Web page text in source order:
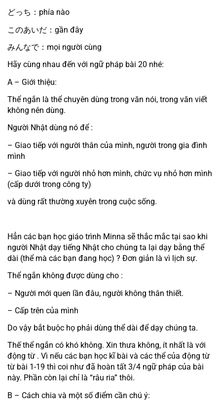
どっち：phía nào
このあいだ：gần đây
みんなで：mọi người cùng
Hãy cùng nhau đến với ngữ pháp bài 20 nhé:
A – Giới thiệu:
Thể ngắn là thể chuyên dùng trong văn nói, trong văn viết
không nên dùng.
Người Nhật dùng nó để :
– Giao tiếp với người thân của mình, người trong gia đình
mình
– Giao tiếp với người nhỏ hơn mình, chức vụ nhỏ hơn mình
(cấp dưới trong công ty)
và dùng rất thường xuyên trong cuộc sống.
Hẳn các bạn học giáo trình Minna sẽ thắc mắc tại sao khi
người Nhật dạy tiếng Nhật cho chúng ta lại dạy bằng thể
dài (thể mà các bạn đang học) ? Đơn giản là vì lịch sự.
Thể ngắn không được dùng cho :
– Người mới quen lần đâu, người không thân thiết.
– Cấp trên của mình
Do vậy bắt buộc họ phải dùng thể dài để dạy chúng ta.
Thế thể ngắn có khó không. Xin thưa không, ít nhất là với
động từ . Vì nếu các bạn học kĩ bài và các thể của động từ
từ bài 1-19 thì coi như đã hoàn tất 3/4 ngữ pháp của bài
này. Phần còn lại chỉ là “râu ria” thôi.
B – Cách chia và một số điểm cần chú ý: